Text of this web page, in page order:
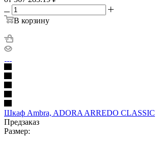
В корзину
Шкаф Ambra, ADORA ARREDO CLASSIC
Предзаказ
Размер: